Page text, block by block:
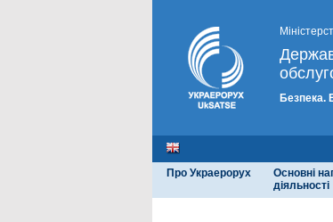
Безпека.
Про Украерорух
Основні
діяльності